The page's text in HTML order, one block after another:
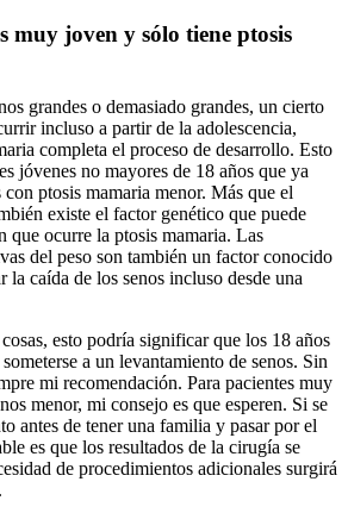
muy joven y sólo tiene ptosis
grandes o demasiado grandes, un cierto
incluso a partir de la adolescencia,
completa el proceso de desarrollo. Esto
jóvenes no mayores de 18 años que ya
ptosis mamaria menor. Más que el
existe el factor genético que puede
que ocurre la ptosis mamaria. Las
del peso son también un factor conocido
la caída de los senos incluso desde una
esto podría significar que los 18 años
a un levantamiento de senos. Sin
mi recomendación. Para pacientes muy
menor, mi consejo es que esperen. Si se
antes de tener una familia y pasar por el
es que los resultados de la cirugía se
de procedimientos adicionales surgirá